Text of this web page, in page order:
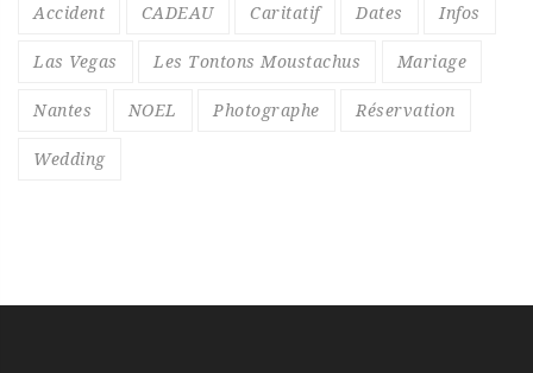
Accident CADEAU Caritatif Dates Infos
Las Vegas Les Tontons Moustachus Mariage
Nantes NOEL Photographe Réservation
Wedding